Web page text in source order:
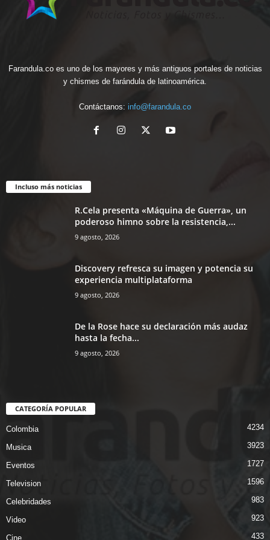
Farandula.co es uno de los mayores y más antiguos portales de noticias
y chismes de farándula de latinoamérica.
Contáctanos: info@farandula.co
Incluso más noticias
R.Cela presenta «Máquina de Guerra», un
poderoso himno sobre la resistencia,...
9 agosto, 2026
Discovery refresca su imagen y potencia su
experiencia multiplataforma
9 agosto, 2026
De la Rose hace su declaración más audaz
hasta la fecha...
9 agosto, 2026
CATEGORÍA POPULAR
Colombia 4234
Musica 3923
Eventos 1727
Television 1596
Celebridades 983
Video 923
Cine 433